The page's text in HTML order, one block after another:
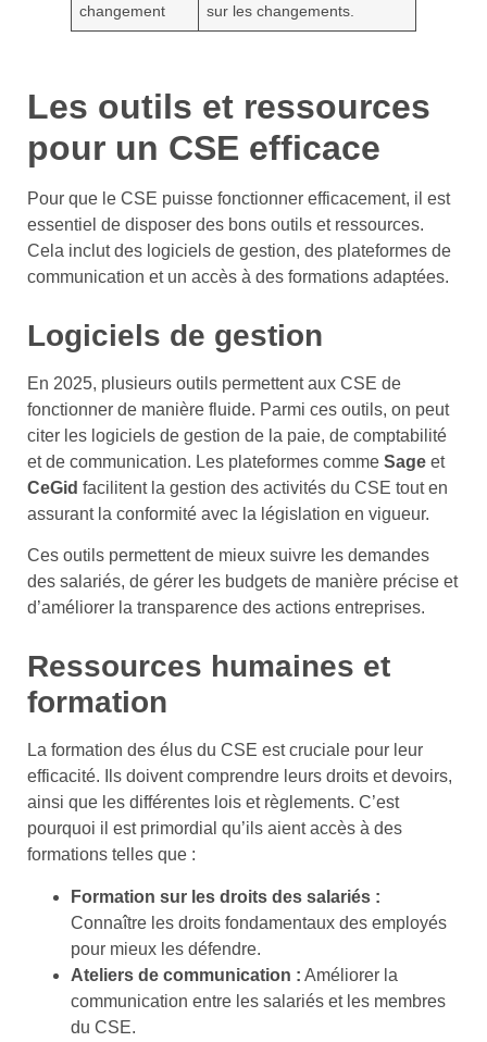
changement
sur les changements.
Les outils et ressources
pour un CSE efficace
Pour que le CSE puisse fonctionner efficacement, il est
essentiel de disposer des bons outils et ressources.
Cela inclut des logiciels de gestion, des plateformes de
communication et un accès à des formations adaptées.
Logiciels de gestion
En 2025, plusieurs outils permettent aux CSE de
fonctionner de manière fluide. Parmi ces outils, on peut
citer les logiciels de gestion de la paie, de comptabilité
et de communication. Les plateformes comme Sage et
CeGid facilitent la gestion des activités du CSE tout en
assurant la conformité avec la législation en vigueur.
Ces outils permettent de mieux suivre les demandes
des salariés, de gérer les budgets de manière précise et
d’améliorer la transparence des actions entreprises.
Ressources humaines et
formation
La formation des élus du CSE est cruciale pour leur
efficacité. Ils doivent comprendre leurs droits et devoirs,
ainsi que les différentes lois et règlements. C’est
pourquoi il est primordial qu’ils aient accès à des
formations telles que :
Formation sur les droits des salariés :
Connaître les droits fondamentaux des employés
pour mieux les défendre.
Ateliers de communication : Améliorer la
communication entre les salariés et les membres
du CSE.